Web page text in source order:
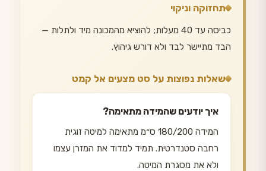
תחזוקה וניקוי
כביסה עד 40 מעלות; להוציא מהמכונה מיד ולתלות —
הבד מתיישר לבד ולא דורש גיהוץ.
שאלות נפוצות על סט מצעים אל קמט
איך יודעים שהמידה מתאימה?
המידה 180/200 ס״מ מתאימה למיטה זוגית
רחבה סטנדרטית. תמיד למדוד את המזרן עצמו
ולא את מסגרת המיטה.